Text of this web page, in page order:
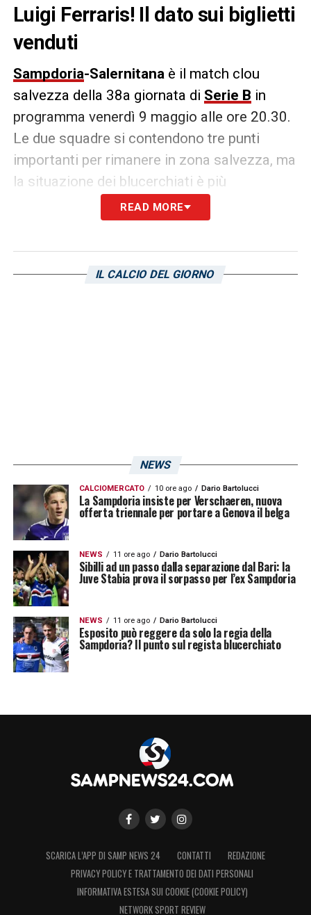
Luigi Ferraris! Il dato sui biglietti
venduti
Sampdoria-Salernitanaè il match clou
salvezza della 38a giornata di Serie B in
programma venerdì 9 maggio alle ore 20.30.
Le due squadre si contendono tre punti
importanti per rimanere in zona salvezza, ma
la situazione dei blucerchiati è più
drammatica; per questo non mancherà il
supporto dei tifosi presenti alFerraris
questo difficile cammino. A proposito di tifo,
READ MORE
IL CALCIO DEL GIORNO
NEWS
CALCIOMERCATO 10 ore ago Dario Bartolucci
La Sampdoria insiste per Verschaeren, nuova
offerta triennale per portare a Genova il belga
NEWS 11 ore ago Dario Bartolucci
Sibilli ad un passo dalla separazione dal Bari: la
Juve Stabia prova il sorpasso per l’ex Sampdoria
NEWS 11 ore ago Dario Bartolucci
Esposito può reggere da solo la regia della
Sampdoria? Il punto sul regista blucerchiato
SCARICA L’APP DI SAMP NEWS 24 CONTATTI
REDAZIONE
PRIVACY POLICY E TRATTAMENTO DEI DATI PERSONALI
INFORMATIVA ESTESA SUI COOKIE (COOKIE POLICY)
NETWORK SPORT REVIEW